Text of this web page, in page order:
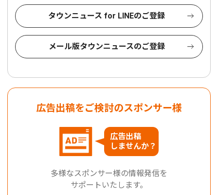
タウンニュース for LINEのご登録
メール版タウンニュースのご登録
広告出稿をご検討のスポンサー様
広告出稿
しませんか？
多様なスポンサー様の情報発信を
サポートいたします。